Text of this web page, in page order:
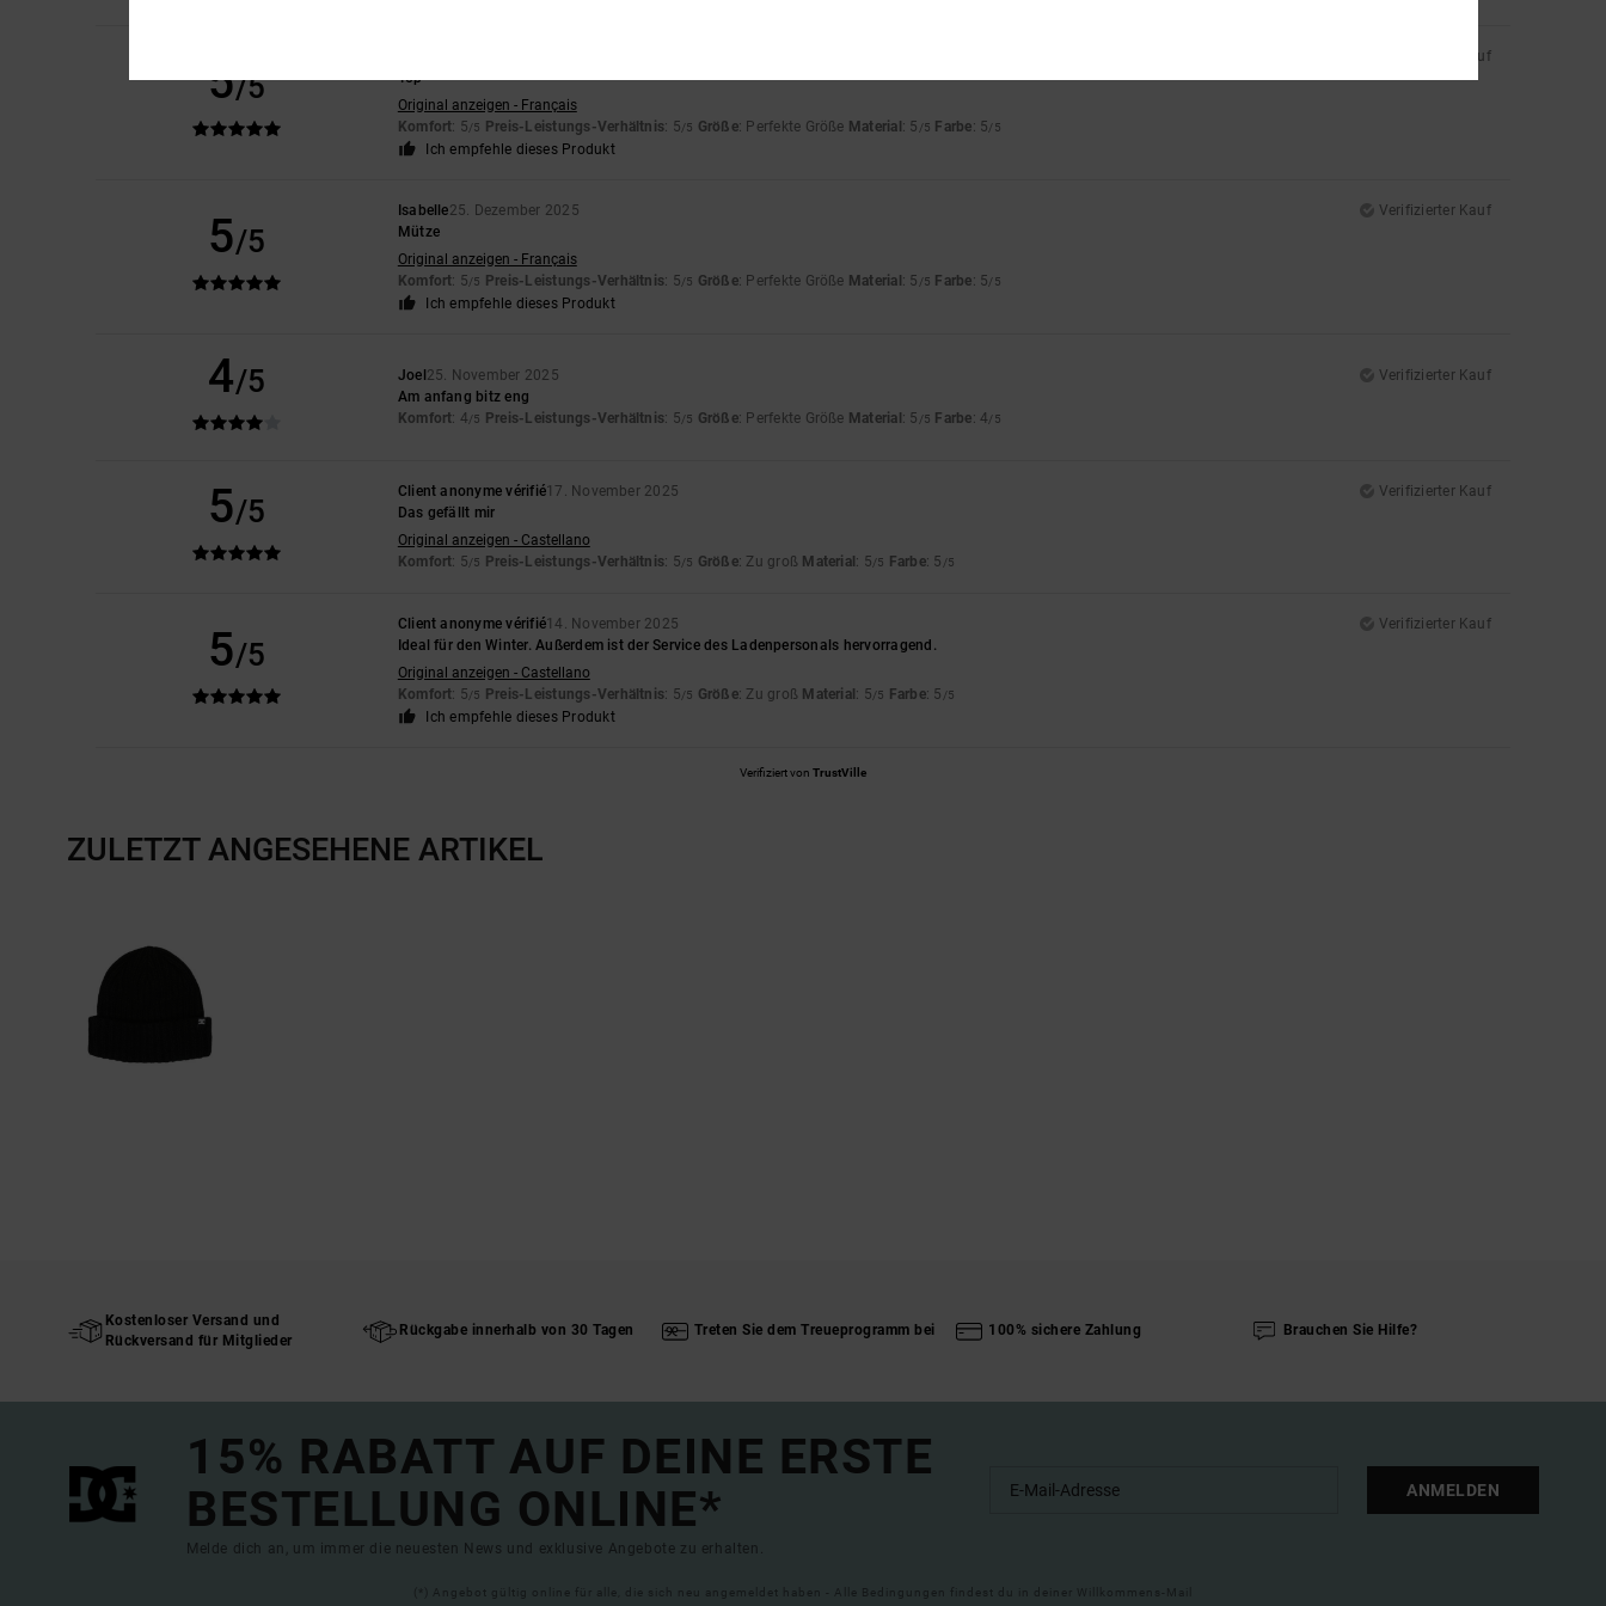
5/5
Verifizierter Kauf
Top
Original anzeigen - Français
Komfort: 5/5 Preis-Leistungs-Verhältnis: 5/5 Größe: Perfekte Größe Material : 5 /5 Farbe: 5/5
Ich empfehle dieses Produkt
5/5
Isabelle25. Dezember 2025
Verifizierter Kauf
Mütze
Original anzeigen - Français
Komfort: 5/5 Preis-Leistungs-Verhältnis: 5/5 Größe: Perfekte Größe Material : 5 /5 Farbe: 5/5
Ich empfehle dieses Produkt
4/5 Joel 25. November 2025
Verifizierter Kauf
Am anfang bitz eng
Komfort: 4/5 Preis-Leistungs-Verhältnis: 5/5 Größe: Perfekte Größe Material : 5 /5 Farbe: 4/5
5/5
Client anonyme vérifié17. November 2025
Verifizierter Kauf
Das gefällt mir
Original anzeigen - Castellano
Komfort: 5/5 Preis-Leistungs-Verhältnis: 5/5 Größe: Zu groß Material : 5/5 Farbe: 5 /5
5/5
Client anonyme vérifié14. November 2025
Verifizierter Kauf
Ideal für den Winter. Außerdem ist der Service des Ladenpersonals hervorragend.
Original anzeigen - Castellano
Komfort: 5/5 Preis-Leistungs-Verhältnis: 5/5 Größe: Zu groß Material : 5/5 Farbe: 5 /5
Ich empfehle dieses Produkt
Verifiziert von TrustVille
ZULETZT ANGESEHENE ARTIKEL
Kostenloser Versand und
Rückversand für Mitglieder
Rückgabe innerhalb von 30 Tagen Treten Sie dem Treueprogramm bei 100% sichere Zahlung Brauchen Sie Hilfe?
15% RABATT AUF DEINE ERSTE
BESTELLUNG ONLINE*
Melde dich an, um immer die neuesten News und exklusive Angebote zu erhalten.
ANMELDEN
(*) Angebot gültig online für alle, die sich neu angemeldet haben - Alle Bedingungen findest du in deiner Willkommens-Mail